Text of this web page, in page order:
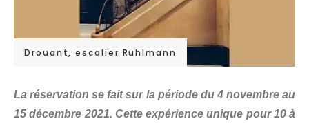
Drouant, escalier Ruhlmann
La réservation se fait sur la période du 4 novembre au
15 décembre 2021. Cette expérience unique pour 10 à